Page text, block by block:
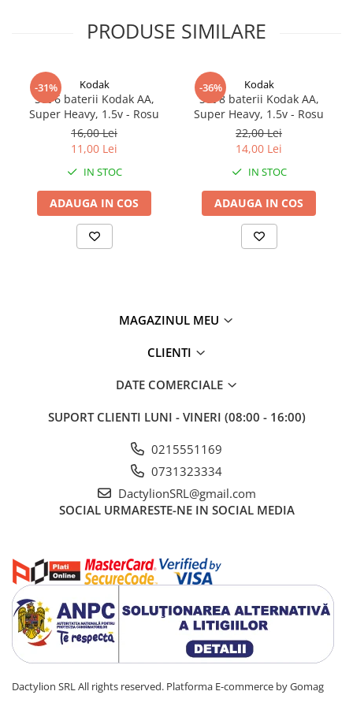
baterie
Format baterie:
CR2032
Tip baterie:lithium
Tensiune:3V
Inaltime:3.2 mm
Utilizare:universal
Ambalare:blister
Compatibilitate:telecomenzi, ceasuri, cantare electronice,
Alte denumiri compatibile:DL2032, 5004LC, E-CR2032
Continut
5 x baterie CR2032 Lithium 3V
PRODUSE SIMILARE
-31% Kodak
Set 6 baterii Kodak AA,
Super Heavy, 1.5v - Rosu
16,00 Lei
11,00 Lei
IN STOC
ADAUGA IN COS
-36% Kodak
Set 8 baterii Kodak AA,
Super Heavy, 1.5v - Rosu
22,00 Lei
14,00 Lei
IN STOC
ADAUGA IN COS
MAGAZINUL MEU
CLIENTI
DATE COMERCIALE
SUPORT CLIENTI LUNI - VINERI (08:00 - 16:00)
0215551169
0731323334
DactylionSRL@gmail.com
SOCIAL URMARESTE-NE IN SOCIAL MEDIA
Dactylion SRL All rights reserved. Platforma E-commerce by Gomag